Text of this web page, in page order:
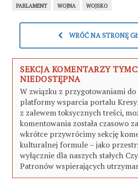
PARLAMENT
WOJNA WOJSKO
WRÓĆ NA STRONĘ
SEKCJA KOMENTARZY
NIEDOSTĘPNA
W związku z przygotowaniami
platformy wsparcia portalu
z zalewem toksycznych treści,
komentowania została czasowo
wkrótce przywrócimy sekcję
kulturalnej formule – jako
wyłącznie dla naszych stałych
Patronów wspierających